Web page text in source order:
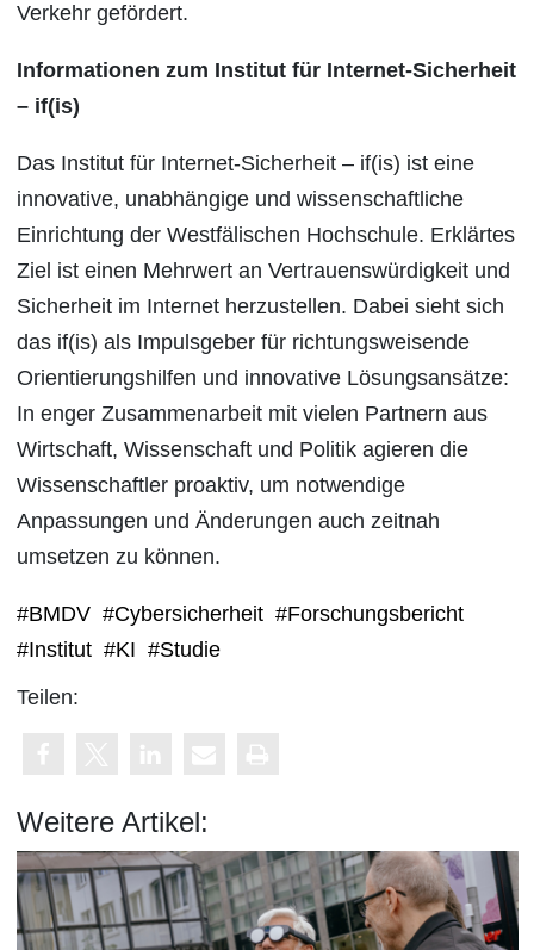
Verkehr gefördert.
Informationen zum Institut für Internet-Sicherheit
– if(is)
Das Institut für Internet-Sicherheit – if(is) ist eine
innovative, unabhängige und wissenschaftliche
Einrichtung der Westfälischen Hochschule. Erklärtes
Ziel ist einen Mehrwert an Vertrauenswürdigkeit und
Sicherheit im Internet herzustellen. Dabei sieht sich
das if(is) als Impulsgeber für richtungsweisende
Orientierungshilfen und innovative Lösungsansätze:
In enger Zusammenarbeit mit vielen Partnern aus
Wirtschaft, Wissenschaft und Politik agieren die
Wissenschaftler proaktiv, um notwendige
Anpassungen und Änderungen auch zeitnah
umsetzen zu können.
#BMDV #Cybersicherheit #Forschungsbericht
#Institut #KI #Studie
Teilen:
Weitere Artikel: